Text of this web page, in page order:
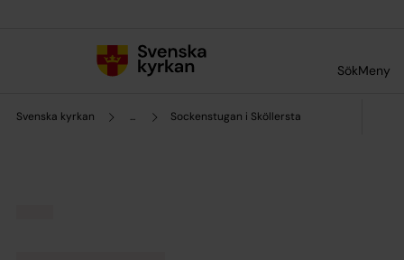
SökMeny
Svenska kyrkan ... Sockenstugan i Sköllersta